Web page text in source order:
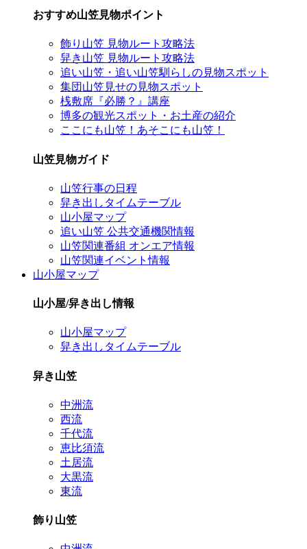
おすすめ山笠見物ポイント
飾り山笠 見物ルート攻略法
舁き山笠 見物ルート攻略法
追い山笠・追い山笠馴らしの見物スポット
集団山笠見せの見物スポット
桟敷席『必勝？』講座
博多の観光スポット・お土産の紹介
ここにも山笠！あそこにも山笠！
山笠見物ガイド
山笠行事の日程
舁き出しタイムテーブル
山小屋マップ
追い山笠 公共交通機関情報
山笠関連番組 オンエア情報
山笠関連イベント情報
山小屋マップ
山小屋/舁き出し情報
山小屋マップ
舁き出しタイムテーブル
舁き山笠
中洲流
西流
千代流
恵比須流
土居流
大黒流
東流
飾り山笠